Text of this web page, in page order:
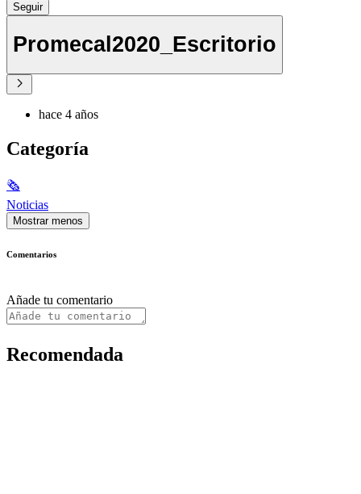
Seguir
Promecal2020_Escritorio
hace 4 años
Categoría
🗞
Noticias
Mostrar menos
Comentarios
Añade tu comentario
Recomendada